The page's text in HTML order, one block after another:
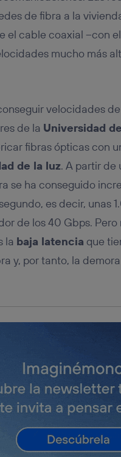
de fibra a la
el cable coaxial –con
mucho más
velocidades
de la Universidad
fibras ópticas con
de la luz. A partir de
se ha conseguido
es decir, unas
de los 40 Gbps.
la baja latencia que
y, por tanto, la
el uso de la
de banda ancha(p. ej.,
las actividades de
Utiq
o visitando el
portal de
la política de